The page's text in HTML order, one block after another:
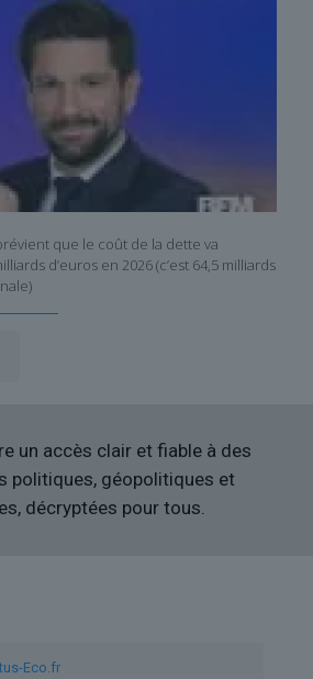
que le coût de la dette va
d’euros en 2026 (c’est 64,5 milliards
un accès clair et fiable à des
politiques, géopolitiques et
décryptées pour tous.
Eco.fr